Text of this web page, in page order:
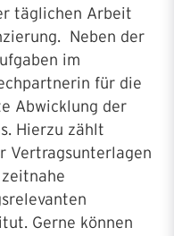
täglichen Arbeit
Neben der
im
für die
Abwicklung der
Hierzu zählt
Vertragsunterlagen
Gerne können